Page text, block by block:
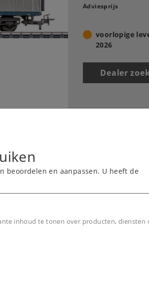
Adviesprijs
voorlopige
2026
Dealer
Onderdelen
beoordelen en aanpassen. U heeft de
inhoud te tonen over producten, diensten